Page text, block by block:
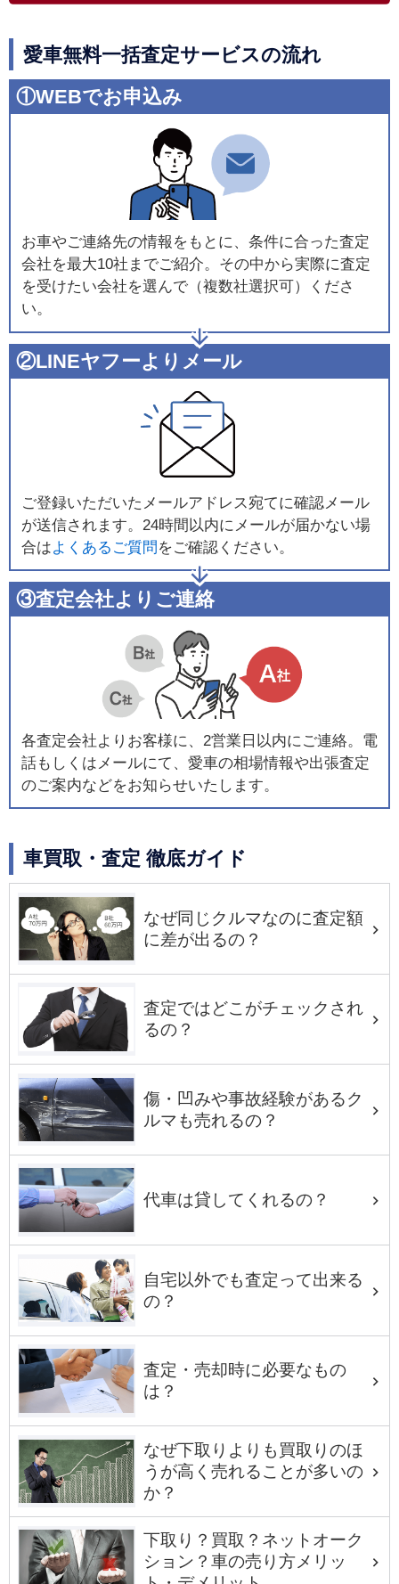
愛車無料一括査定サービスの流れ
①WEBでお申込み
お車やご連絡先の情報をもとに、条件に合った査定
会社を最大10社までご紹介。その中から実際に査定
を受けたい会社を選んで（複数社選択可）くださ
い。
②LINEヤフーよりメール
ご登録いただいたメールアドレス宛てに確認メール
が送信されます。24時間以内にメールが届かない場
合はよくあるご質問 をご確認ください。
③査定会社よりご連絡
各査定会社よりお客様に、2営業日以内にご連絡。電
話もしくはメールにて、愛車の相場情報や出張査定
のご案内などをお知らせいたします。
車買取・査定 徹底ガイド
なぜ同じクルマなのに査定額
に差が出るの？
査定ではどこがチェックされ
るの？
傷・凹みや事故経験があるク
ルマも売れるの？
代車は貸してくれるの？
自宅以外でも査定って出来る
の？
査定・売却時に必要なもの
は？
なぜ下取りよりも買取りのほ
うが高く売れることが多いの
か？
下取り？買取？ネットオーク
ション？車の売り方メリッ